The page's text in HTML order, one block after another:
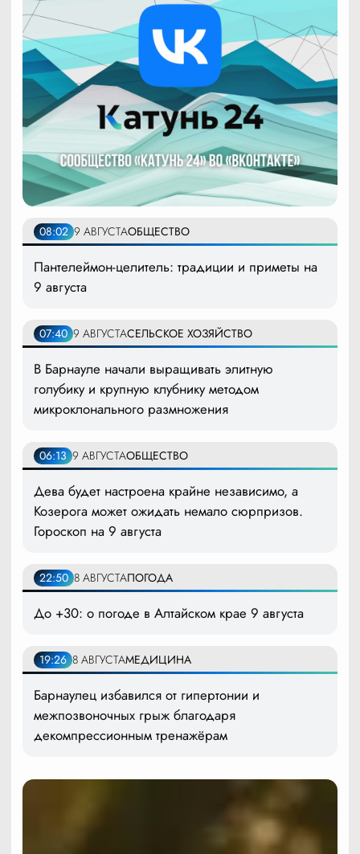
08:02 9 АВГУСТАОБЩЕСТВО
Пантелеймон-целитель: традиции и приметы на
9 августа
07:40 9 АВГУСТАСЕЛЬСКОЕ ХОЗЯЙСТВО
В Барнауле начали выращивать элитную
голубику и крупную клубнику методом
микроклонального размножения
06:13 9 АВГУСТАОБЩЕСТВО
Дева будет настроена крайне независимо, а
Козерога может ожидать немало сюрпризов.
Гороскоп на 9 августа
22:50 8 АВГУСТАПОГОДА
До +30: о погоде в Алтайском крае 9 августа
19:26 8 АВГУСТАМЕДИЦИНА
Барнаулец избавился от гипертонии и
межпозвоночных грыж благодаря
декомпрессионным тренажёрам